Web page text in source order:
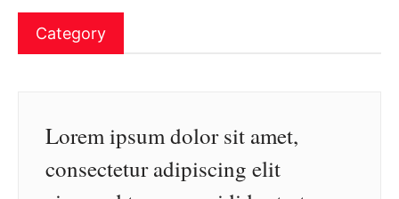
Category
Lorem ipsum dolor sit amet,
consectetur adipiscing elit